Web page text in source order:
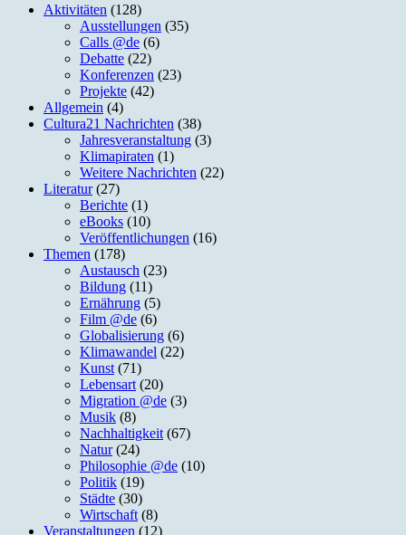
Aktivitäten (128)
Ausstellungen (35)
Calls @de (6)
Debatte (22)
Konferenzen (23)
Projekte (42)
Allgemein (4)
Cultura21 Nachrichten (38)
Jahresveranstaltung (3)
Klimapiraten (1)
Weitere Nachrichten (22)
Literatur(27)
Berichte (1)
eBooks (10)
Veröffentlichungen (16)
Themen (178)
Austausch (23)
Bildung (11)
Ernährung (5)
Film @de (6)
Globalisierung (6)
Klimawandel (22)
Kunst (71)
Lebensart (20)
Migration @de (3)
Musik (8)
Nachhaltigkeit (67)
Natur(24)
Philosophie @de (10)
Politik (19)
Städte (30)
Wirtschaft (8)
Veranstaltungen (12)